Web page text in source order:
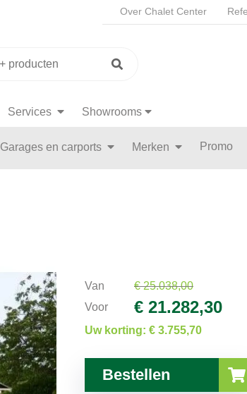
Over Chalet Center
Services Showrooms
Garages en carports Merken Promo
Van
€ 25.038,00
Voor
€ 21.282,30
Uw korting: € 3.755,70
Bestellen